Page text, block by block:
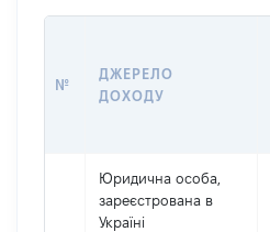
№
ДЖЕРЕЛО
ДОХОДУ
Юридична особа,
зареєстрована в
Україні